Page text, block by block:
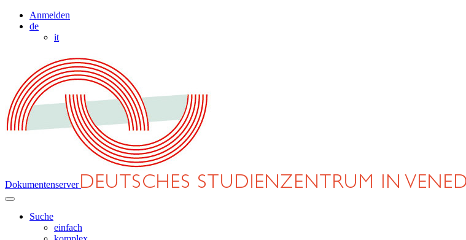
Anmelden
de
it
Dokumentenserver
Suche
einfach